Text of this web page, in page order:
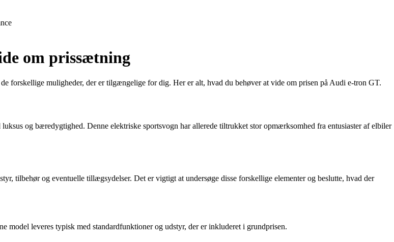
om prissætning
forskellige muligheder, der er tilgængelige for dig. Her er alt, hvad du behøver at vide om prisen på Audi e-tron GT.
og bæredygtighed. Denne elektriske sportsvogn har allerede tiltrukket stor opmærksomhed fra entusiaster af elbiler
tilbehør og eventuelle tillægsydelser. Det er vigtigt at undersøge disse forskellige elementer og beslutte, hvad der
leveres typisk med standardfunktioner og udstyr, der er inkluderet i grundprisen.